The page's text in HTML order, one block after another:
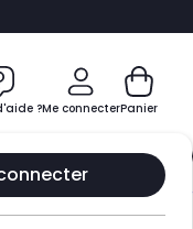
?Me connecterPanier